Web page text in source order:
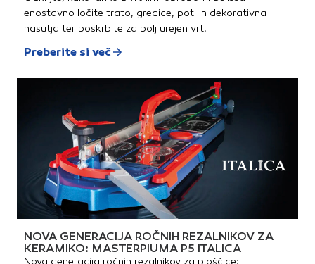
enostavno ločite trato, gredice, poti in dekorativna
nasutja ter poskrbite za bolj urejen vrt.
Preberite si več
NOVA GENERACIJA ROČNIH REZALNIKOV ZA
KERAMIKO: MASTERPIUMA P5 ITALICA